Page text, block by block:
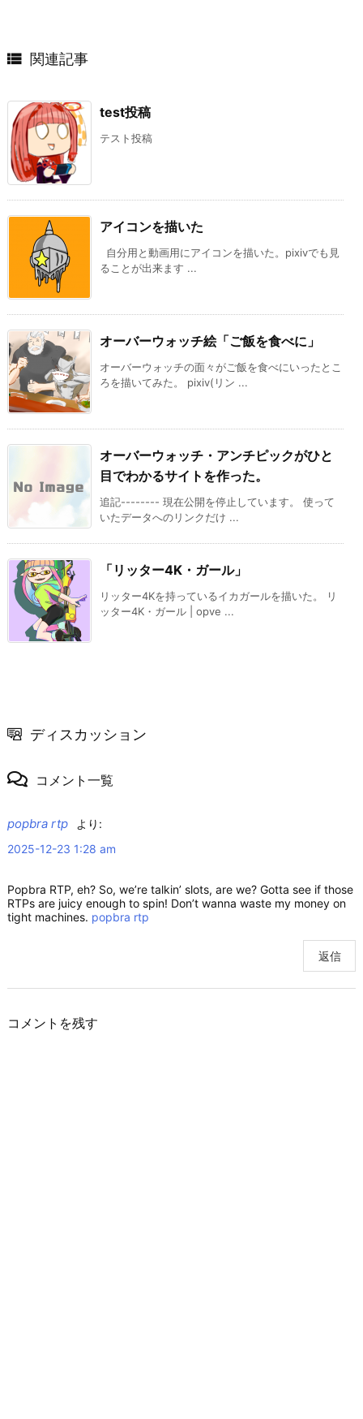
 関連記事
test投稿
テスト投稿
アイコンを描いた
自分用と動画用にアイコンを描いた。pixivでも見
ることが出来ます ...
オーバーウォッチ絵「ご飯を食べに」
オーバーウォッチの面々がご飯を食べにいったとこ
ろを描いてみた。 pixiv(リン ...
オーバーウォッチ・アンチピックがひと
目でわかるサイトを作った。
追記-------- 現在公開を停止しています。 使って
いたデータへのリンクだけ ...
「リッター4K・ガール」
リッター4Kを持っているイカガールを描いた。 リ
ッター4K・ガール | opve ...
ディスカッション
コメント一覧
popbra rtp
より:
2025-12-23 1:28 am
Popbra RTP, eh? So, we’re talkin’ slots, are we? Gotta see if those
RTPs are juicy enough to spin! Don’t wanna waste my money on
tight machines. popbra rtp
返信
コメントを残す